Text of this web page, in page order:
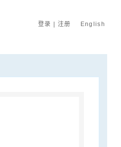
登录 | 注册 English